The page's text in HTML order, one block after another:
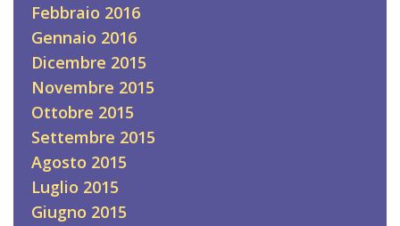
Febbraio 2016
Gennaio 2016
Dicembre 2015
Novembre 2015
Ottobre 2015
Settembre 2015
Agosto 2015
Luglio 2015
Giugno 2015